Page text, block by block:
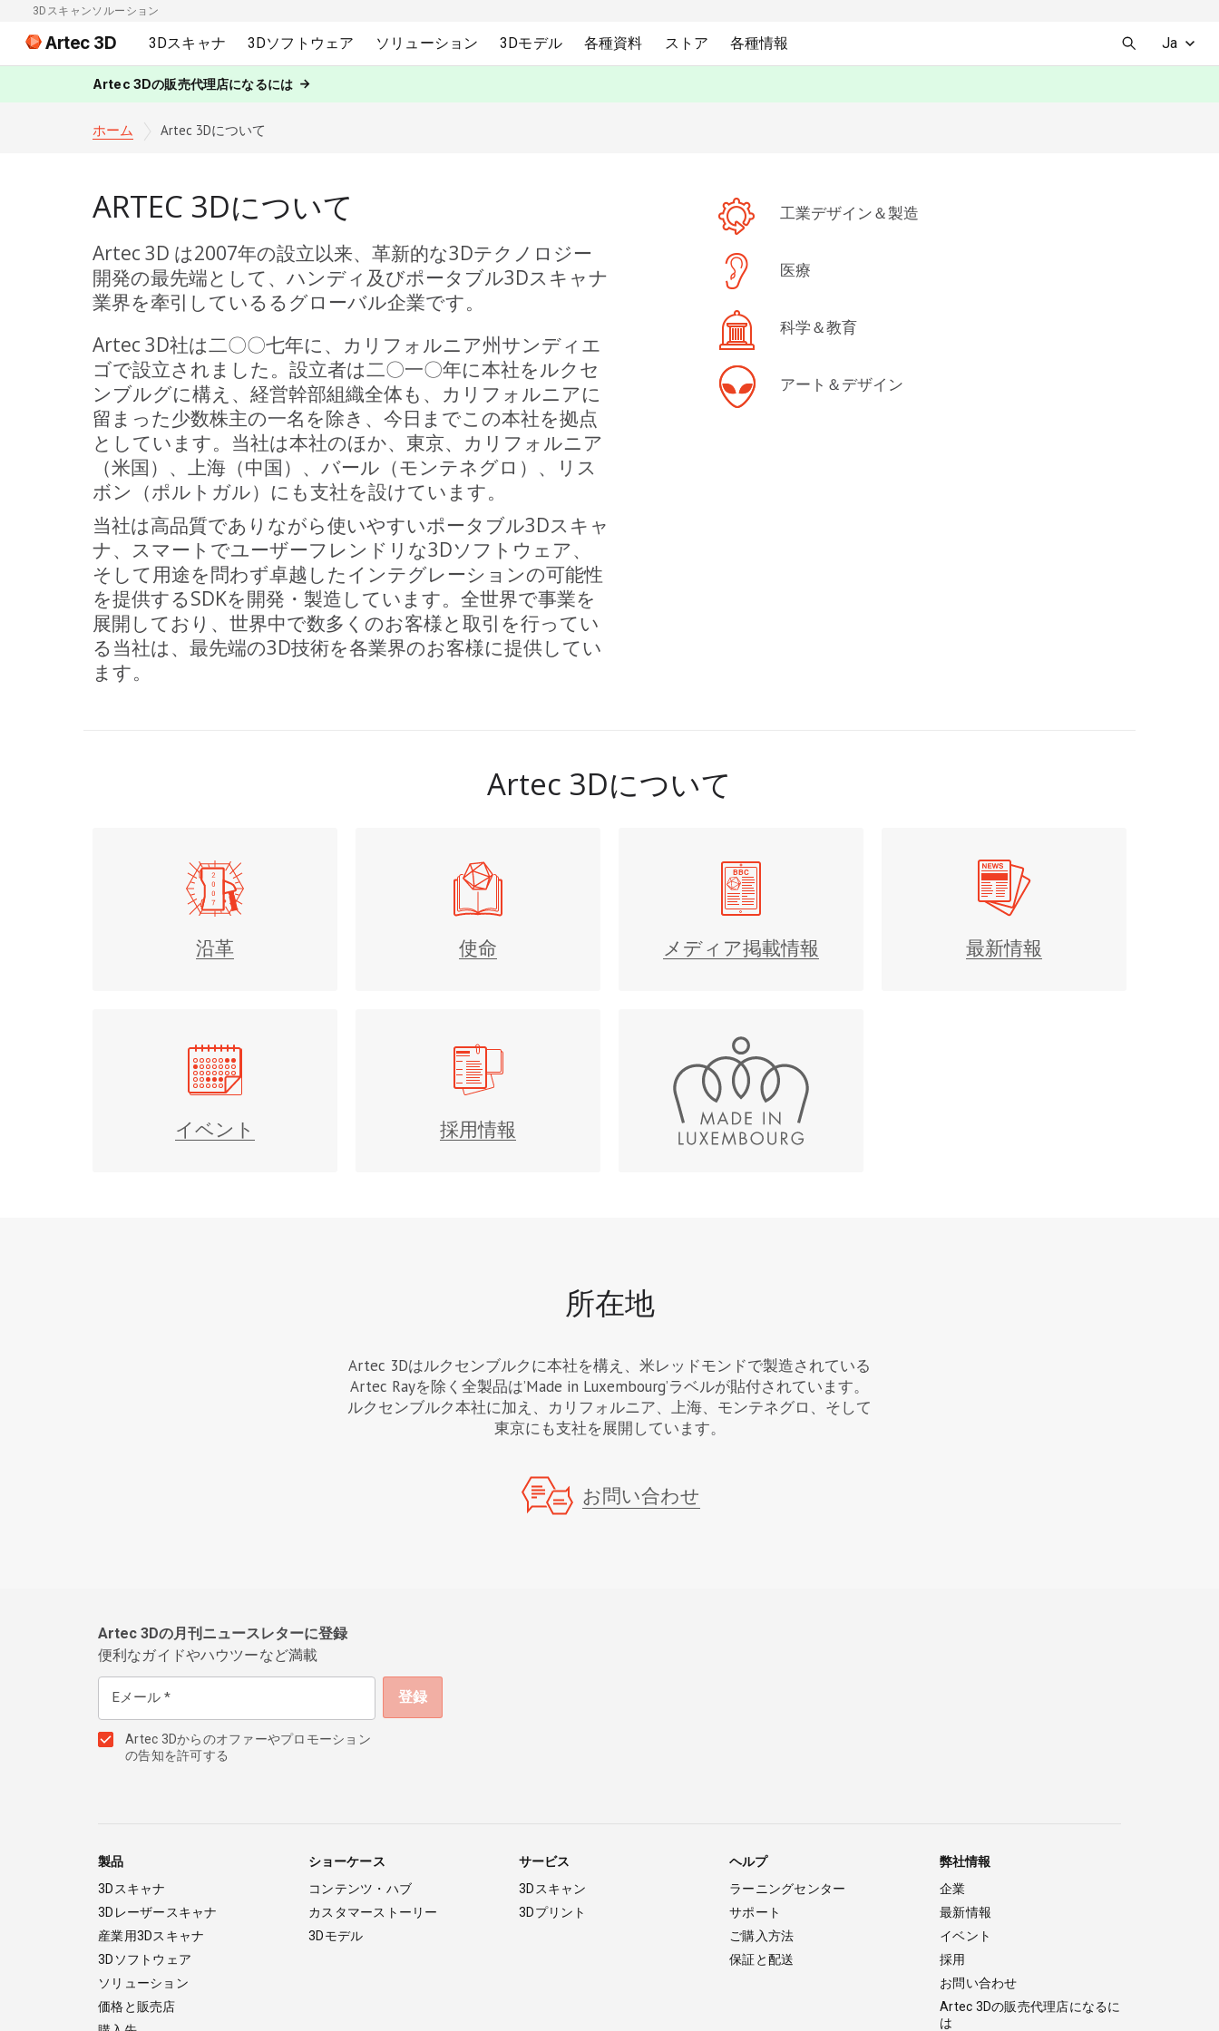
3Dスキャンソルーション
Artec 3D 3Dスキャナ 3Dソフトウェア ソリューション 3Dモデル 各種資料 ストア 各種情報 Ja
Artec 3Dの販売代理店になるには
ホーム Artec 3Dについて
ARTEC 3Dについて
Artec 3D は2007年の設立以来、革新的な3Dテクノロジー
開発の最先端として、ハンディ及びポータブル3Dスキャナ
業界を牽引しているるグローバル企業です。
Artec 3D社は二〇〇七年に、カリフォルニア州サンディエ
ゴで設立されました。設立者は二〇一〇年に本社をルクセ
ンブルグに構え、経営幹部組織全体も、カリフォルニアに
留まった少数株主の一名を除き、今日までこの本社を拠点
としています。当社は本社のほか、東京、カリフォルニア
（米国）、上海（中国）、バール（モンテネグロ）、リス
ボン（ポルトガル）にも支社を設けています。
当社は高品質でありながら使いやすいポータブル3Dスキャ
ナ、スマートでユーザーフレンドリな3Dソフトウェア、
そして用途を問わず卓越したインテグレーションの可能性
を提供するSDKを開発・製造しています。全世界で事業を
展開しており、世界中で数多くのお客様と取引を行ってい
る当社は、最先端の3D技術を各業界のお客様に提供してい
ます。
工業デザイン＆製造
医療
科学＆教育
アート＆デザイン
Artec 3Dについて
沿革 使命 メディア掲載情報 最新情報
イベント 採用情報
所在地
Artec 3Dはルクセンブルクに本社を構え、米レッドモンドで製造されている
Artec Rayを除く全製品は’Made in Luxembourg’ラベルが貼付されています。
ルクセンブルク本社に加え、カリフォルニア、上海、モンテネグロ、そして
東京にも支社を展開しています。
お問い合わせ
Artec 3Dの月刊ニュースレターに登録
便利なガイドやハウツーなど満載
Eメール
Artec 3Dからのオファーやプロモーション
の告知を許可する
製品
3Dスキャナ
3Dレーザースキャナ
産業用3Dスキャナ
3Dソフトウェア
ソリューション
価格と販売店
ショーケース
コンテンツ・ハブ
カスタマーストーリー
3Dモデル
サービス
3Dスキャン
3Dプリント
ヘルプ
ラーニングセンター
サポート
ご購入方法
保証と配送
弊社情報
企業
最新情報
イベント
採用
お問い合わせ
Artec 3Dの販売代理店になるに
は